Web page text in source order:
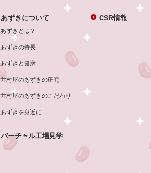
あずきについて
あずきとは？
あずきの特長
あずきと健康
井村屋のあずきの研究
井村屋のあずきのこだわり
あずきを身近に
バーチャル工場見学
CSR情報